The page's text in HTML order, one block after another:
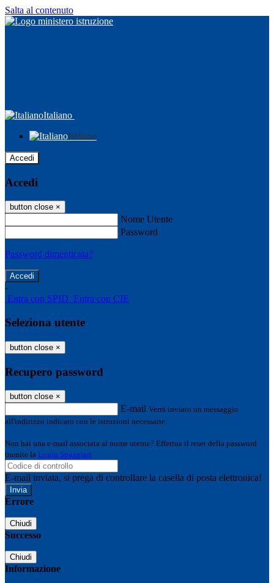
Salta al contenuto
Italiano
Italiano
Accedi
Accedi
button close ×
Nome Utente
Password
Password dimenticata?
-
Entra con SPID Entra con CIE
Seleziona utente
button close ×
Recupero password
button close ×
E-mail Verrà inviato un messaggio
all'indirizzo indicato con le istruzioni necessarie.
Non hai una e-mail associata al nome utente? Effettua il reset della password
tramite la Login Spaggiari
E-mail inviata, si prega di controllare la casella di posta elettronica!
Errore
Chiudi
Successo
Chiudi
Informazione